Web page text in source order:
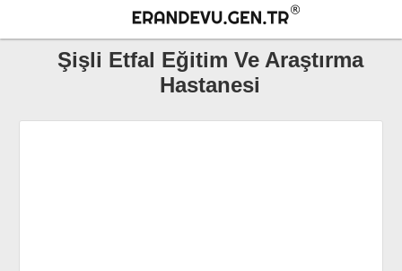
Şişli Etfal Eğitim Ve Araştırma
Hastanesi